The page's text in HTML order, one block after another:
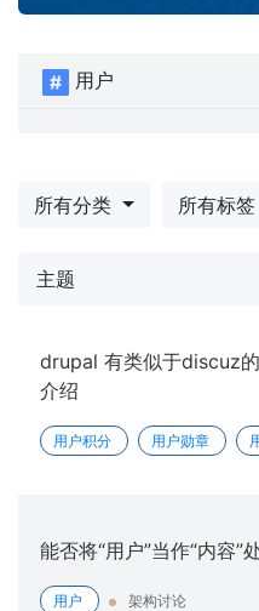
用户
所有分类 所有标签
主题
drupal 有类似于discuz
介绍
用户积分 用户勋章
能否将“用户”当作“内容”
用户 架构讨论